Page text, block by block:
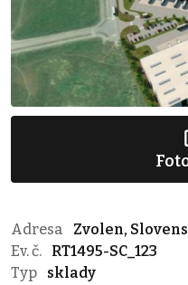
Adresa
Zvolen,
Ev. č.
RT1495-SC_123
Typ
sklady